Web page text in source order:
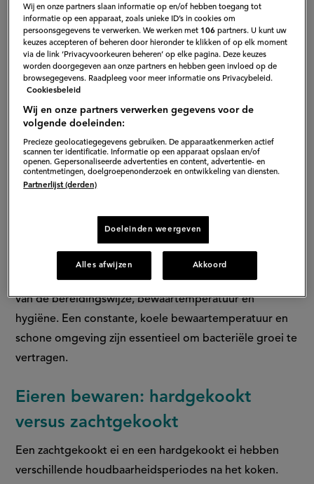
Hoe lang blijven gekookte eieren
goed? Dit is de houdbaarheid!
De houdbaarheid van gekookte eieren hangt vooral af
van de bereidingswijze, bewaartemperatuur en
hygiëne. Een constante, koele bewaartemperatuur en
schone omgeving zijn essentieel om bacteriële groei te
vertragen.
Eieren bewaren: hardgekookt
versus zachtgekookt
Een zachtgekookt ei en een hardgekookt ei hebben
verschillende houdbaarheidsperiodes na het koken.
Wij en onze partners slaan informatie op en/of hebben toegang tot
informatie op een apparaat, zoals unieke ID’s in cookies om
persoonsgegevens te verwerken. We werken met 106 partners. U kunt uw
keuzes accepteren of beheren door hieronder te klikken of op elk moment
via de link ‘Privacyvoorkeuren beheren’ op elke pagina. Deze keuzes
worden doorgegeven aan onze partners en hebben geen invloed op de
browsegegevens. Raadpleeg voor meer informatie ons Privacybeleid.
Cookiesbeleid
Wij en onze partners verwerken gegevens voor de
volgende doeleinden:
Precieze geolocatiegegevens gebruiken. De apparaatkenmerken actief
scannen ter identificatie. Informatie op een apparaat opslaan en/of
openen. Gepersonaliseerde advertenties en content, advertentie- en
contentmetingen, doelgroepenonderzoek en ontwikkeling van diensten.
Partnerlijst (derden)
Doeleinden weergeven
Alles afwijzen Akkoord